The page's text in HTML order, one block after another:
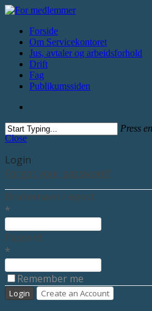
Forside
Om Servicekontoret
Jus, avtaler og arbeidsforhold
Drift
Fag
Publikumssiden
Press
Close
Login
Forgot your password?
Brukernavn / epost
*
Passord
*
Remember me